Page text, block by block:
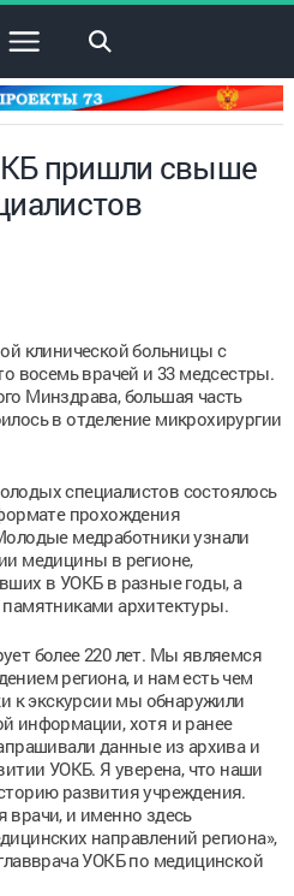
×
пришли свыше
клинической больницы с
восемь врачей и 33 медсестры.
Минздрава, большая часть
в отделение микрохирургии
специалистов состоялось
прохождения
медработники узнали
медицины в регионе,
в УОКБ в разные годы, а
архитектуры.
более 220 лет. Мы являемся
региона, и нам есть чем
к экскурсии мы обнаружили
информации, хотя и ранее
данные из архива и
УОКБ. Я уверена, что наши
развития учреждения.
и именно здесь
направлений региона»,
УОКБ по медицинской